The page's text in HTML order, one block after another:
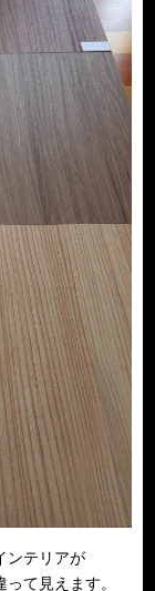
ンテリアが
て見えます。